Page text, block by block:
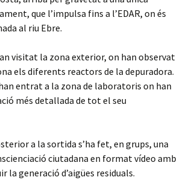
que l’impulsa fins a l’EDAR, on és
al riu Ebre.
visitat la zona exterior, on han observat
els diferents reactors de la depuradora.
entrat a la zona de laboratoris on han
més detallada de tot el seu
a la sortida s’ha fet, en grups, una
ciutadana en format vídeo amb
la generació d’aigües residuals.